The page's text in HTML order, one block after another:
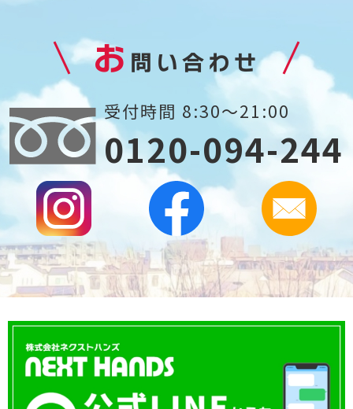
お 問い合わせ
受付時間 8:30～21:00
0120-094-244